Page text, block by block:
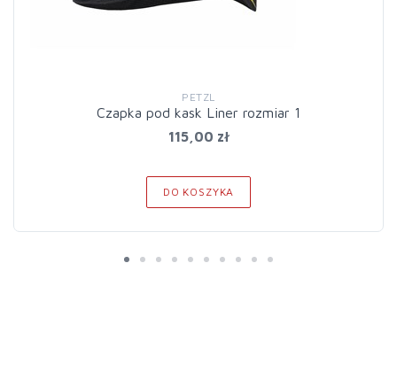
PETZL
Czapka pod kask Liner rozmiar 1
115,00 zł
DO KOSZYKA